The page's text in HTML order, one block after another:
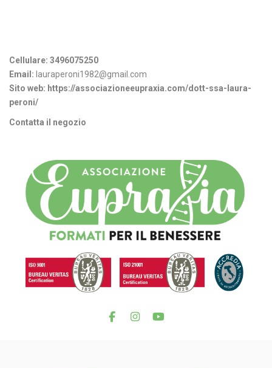
Cellulare: 3496075250
Email: lauraperoni1982@gmail.com
Sito web: https://associazioneeupraxia.com/dott-ssa-laura-
peroni/
Contatta il negozio